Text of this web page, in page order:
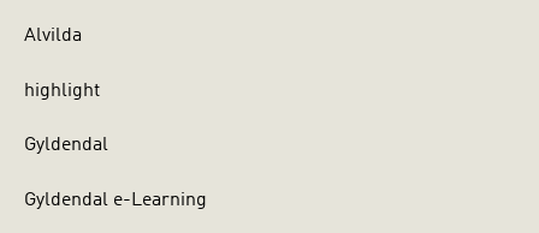
Alvilda
highlight
Gyldendal
Gyldendal e-Learning